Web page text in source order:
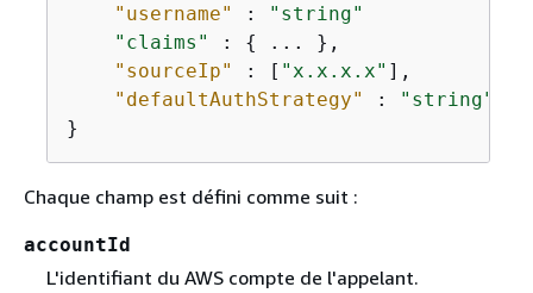
"username"
:
"string"
"claims"
: { ... },
"sourceIp"
: [ "x.x.x.x" ],
"defaultAuthStrategy"
:
"string"
}
Chaque champ est défini comme suit :
accountId
L'identifiant du AWS compte de l'appelant.